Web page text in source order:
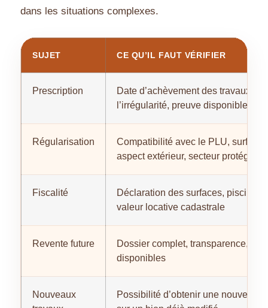
dans les situations complexes.
SUJET CE QU’IL FAUT VÉRIFIER
Prescription
Date d’achèvement des travaux,
l’irrégularité, preuve disponible
Régularisation
Compatibilité avec le PLU, surface
aspect extérieur, secteur protégé
Fiscalité
Déclaration des surfaces, piscine,
valeur locative cadastrale
Revente future
Dossier complet, transparence,
disponibles
Nouveaux
Possibilité d’obtenir une nouvelle